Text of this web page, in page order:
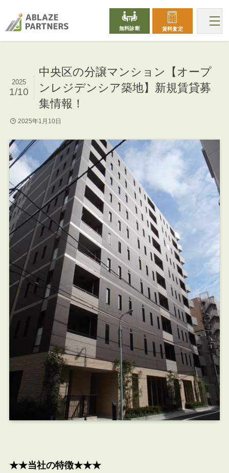
無料診断 賃料査定
中央区の分譲マンション【オープ
ンレジデンシア築地】新規賃貸募
集情報！
2025
1/10
2025年1月10日
★★当社の特徴★★★